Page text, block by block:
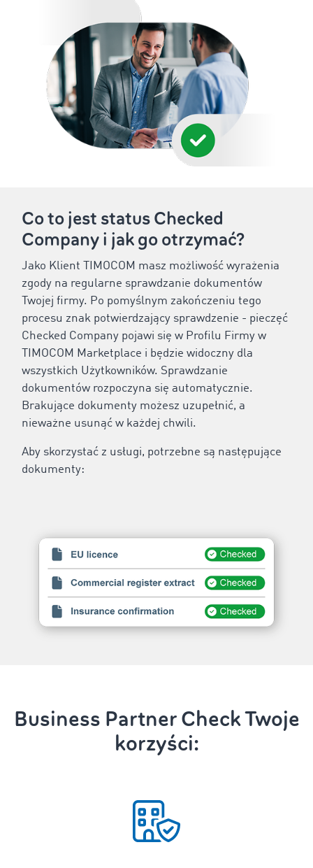
Co to jest status Checked
Company i jak go otrzymać?
Jako Klient TIMOCOM masz możliwość wyrażenia
zgody na regularne sprawdzanie dokumentów
Twojej firmy. Po pomyślnym zakończeniu tego
procesu znak potwierdzający sprawdzenie - pieczęć
Checked Company pojawi się w Profilu Firmy w
TIMOCOM Marketplace i będzie widoczny dla
wszystkich Użytkowników. Sprawdzanie
dokumentów rozpoczyna się automatycznie.
Brakujące dokumenty możesz uzupełnić, a
nieważne usunąć w każdej chwili.
Aby skorzystać z usługi, potrzebne są następujące
dokumenty:
Business Partner Check Twoje
korzyści: